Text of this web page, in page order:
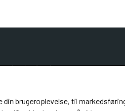
brugeroplevelse, til